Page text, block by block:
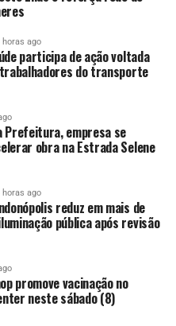
agrícola brasileira nas
é hoje a principal
brasileiro. O bioma
nacional de
da expansão agrícola das
estratégicas como soja,
Ao mesmo tempo, é
estruturais — pressão
mudanças climáticas e
— que exigem
e articulação
engenheiros
relevância ao
horas ago
participa de ação voltada
do transporte
Prefeitura, empresa se
obra na Estrada Selene
horas ago
reduz em mais de
pública após revisão
promove vacinação no
neste sábado (8)